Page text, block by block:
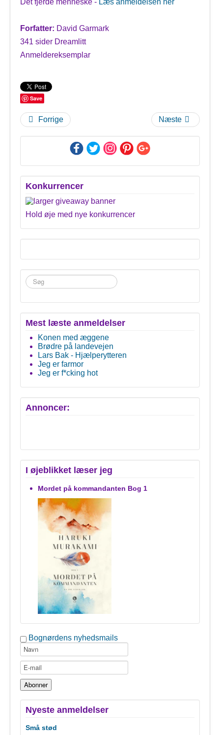
Det fjerde menneske - Læs anmeldelsen her
Forfatter: David Garmark
341 sider Dreamlitt
Anmeldereksemplar
Save
Forrige Næste
Konkurrencer
Hold øje med nye konkurrencer
Søg
...
Mest læste anmeldelser
Konen med æggene
Brødre på landevejen
Lars Bak - Hjælperytteren
Jeg er farmor
Jeg er f*cking hot
Annoncer:
I øjeblikket læser jeg
Mordet på kommandanten Bog 1
Bognørdens nyhedsmails
Nyeste anmeldelser
Små stød